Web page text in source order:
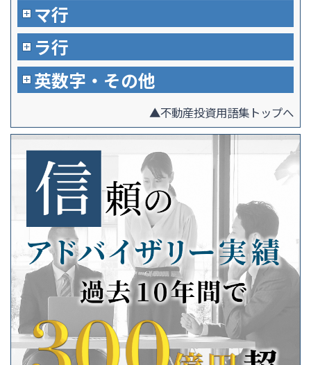
マ行
ラ行
英数字・その他
▲不動産投資用語集トップへ